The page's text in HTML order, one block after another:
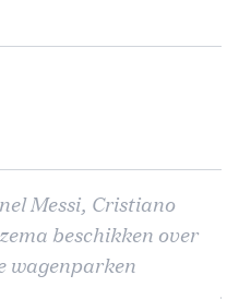
Messi, Cristiano
beschikken over
wagenparken